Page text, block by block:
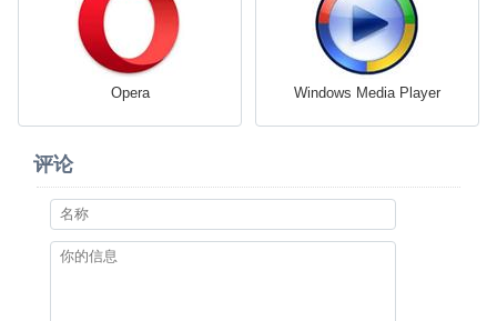
Opera Windows Media Player
评论